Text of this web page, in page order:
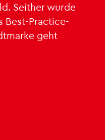
Seit­her wurde
Best-Prac­ti­ce-
geht